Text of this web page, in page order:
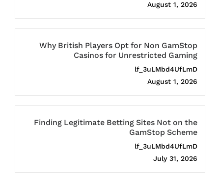
August 1, 2026
Why British Players Opt for Non GamStop
Casinos for Unrestricted Gaming
lf_3uLMbd4UfLmD
August 1, 2026
Finding Legitimate Betting Sites Not on the
GamStop Scheme
lf_3uLMbd4UfLmD
July 31, 2026